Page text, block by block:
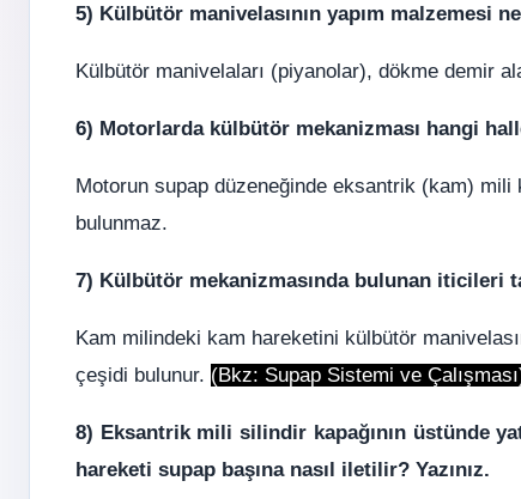
5) Külbütör manivelasının yapım malzemesi
Külbütör manivelaları (piyanolar), dökme demir
6) Motorlarda külbütör mekanizması hangi
Motorun supap düzeneğinde eksantrik (kam) mili
bulunmaz.
7) Külbütör mekanizmasında bulunan iticileri
Kam milindeki kam hareketini külbütör
çeşidi bulunur. (Bkz: Supap Sistemi ve
8) Eksantrik mili silindir kapağının üstünde
hareketi supap başına nasıl iletilir? Yazınız.